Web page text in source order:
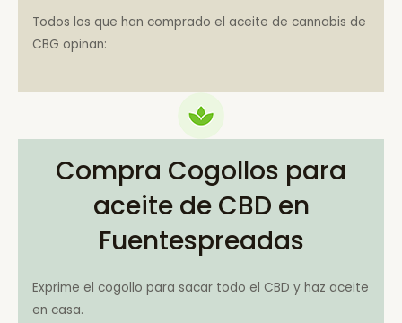
Todos los que han comprado el aceite de cannabis de
CBG opinan:
Compra Cogollos para
aceite de CBD en
Fuentespreadas
Exprime el cogollo para sacar todo el CBD y haz aceite
en casa.